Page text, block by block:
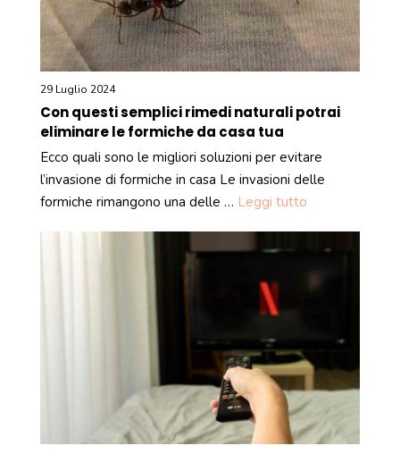
29 Luglio 2024
Con questi semplici rimedi naturali potrai
eliminare le formiche da casa tua
Ecco quali sono le migliori soluzioni per evitare
l’invasione di formiche in casa Le invasioni delle
formiche rimangono una delle … Leggi tutto